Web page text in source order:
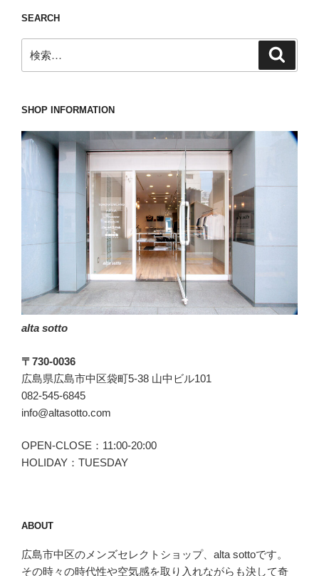
６
日
(金)
よ
通
営
を
再
致
し
の
SEARCH
索:
SHOP INFORMATION
alta sotto
〒730-0036
広島県広島市中区袋町5-38 山中ビル101
082-545-6845
info@altasotto.com
OPEN-CLOSE：11:00-20:00
HOLIDAY：TUESDAY
ABOUT
広島市中区のメンズセレクトショップ、alta sottoです。
その時々の時代性や空気感を取り入れながらも決して奇